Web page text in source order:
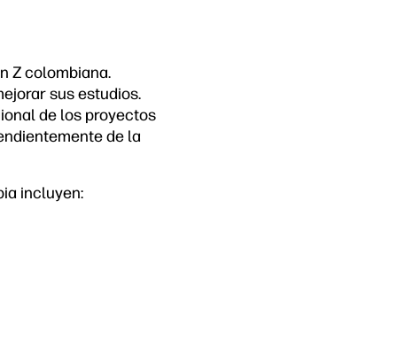
Z colombiana.
sus estudios.
de los proyectos
de la
incluyen: